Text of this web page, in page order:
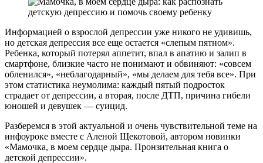
Информацией о взрослой депрессии уже никого не удивишь,
но детская депрессия все еще остается «слепым пятном».
Ребенка, который потерял аппетит, впал в апатию и залип в
смартфоне, близкие часто не понимают и обвиняют: «совсем
обленился», «неблагодарный», «мы делаем для тебя все». При
этом статистика неумолима: каждый пятый подросток
страдает от депрессии, а вторая, после ДТП, причина гибели
юношей и девушек — суицид.
Разберемся в этой актуальной и очень чувствительной теме на
инфоуроке вместе с Аленой Щекотовой, автором новинки
«Мамочка, в моем сердце дыра. Пронзительная книга о
детской депрессии».